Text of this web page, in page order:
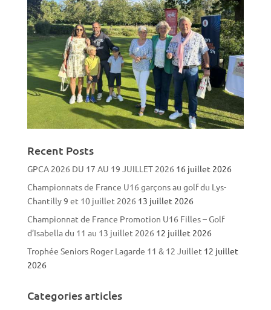
Recent Posts
GPCA 2026 DU 17 AU 19 JUILLET 2026 16 juillet 2026
Championnats de France U16 garçons au golf du Lys-
Chantilly 9 et 10 juillet 2026 13 juillet 2026
Championnat de France Promotion U16 Filles – Golf
d’Isabella du 11 au 13 juillet 2026 12 juillet 2026
Trophée Seniors Roger Lagarde 11 & 12 Juillet 12 juillet
2026
Categories articles